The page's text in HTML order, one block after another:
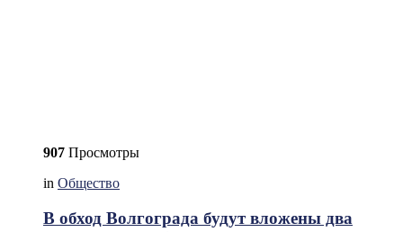
907 Просмотры
in Общество
В обход Волгограда будут вложены два